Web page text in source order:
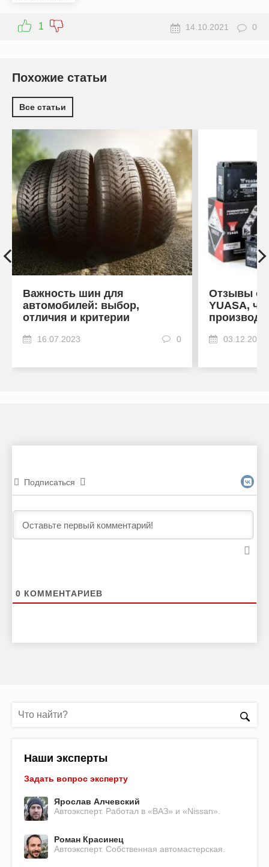
1 14.10.2021 0
Похожие статьи
Все статьи
Важность шин для
автомобилей: выбор,
отличия и критерии
16.07.2023 0
Отзывы об
YUASA,
03.12.2022
Подписаться
0 КОММЕНТАРИЕВ
Наши эксперты
Задать вопрос эксперту
Ярослав Алчевский
Автоэксперт. Работал в «ВАЗ» и «Nissan».
Роман Красинец
Автоэксперт. Собственная автомастерская.